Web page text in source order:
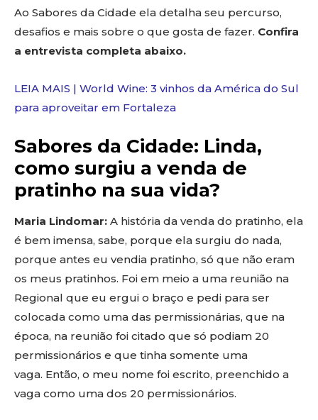
Ao Sabores da Cidade ela detalha seu percurso,
desafios e mais sobre o que gosta de fazer. Confira
a entrevista completa abaixo.
LEIA MAIS | World Wine: 3 vinhos da América do Sul
para aproveitar em Fortaleza
Sabores da Cidade: Linda,
como surgiu a venda de
pratinho na sua vida?
Maria Lindomar: A história da venda do pratinho, ela
é bem imensa, sabe, porque ela surgiu do nada,
porque antes eu vendia pratinho, só que não eram
os meus pratinhos. Foi em meio a uma reunião na
Regional que eu ergui o braço e pedi para ser
colocada como uma das permissionárias, que na
época, na reunião foi citado que só podiam 20
permissionários e que tinha somente uma
vaga. Então, o meu nome foi escrito, preenchido a
vaga como uma dos 20 permissionários.